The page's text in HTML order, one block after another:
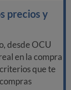
precios y
desde OCU
en la compra
que te